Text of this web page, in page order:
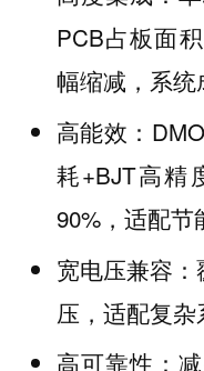
PCB占板面
幅缩减，系统
高能效：
耗+BJT高精
90%，适配节
宽电压兼容：
压，适配复杂
高可靠性：